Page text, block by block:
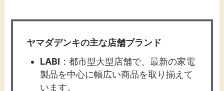
ヤマダデンキの主な店舗ブランド
LABI ：​都市型大型店舗で、最新の家電
製品を中心に幅広い商品を取り揃えて
います。​